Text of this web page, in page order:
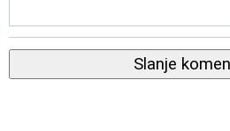
Slanje